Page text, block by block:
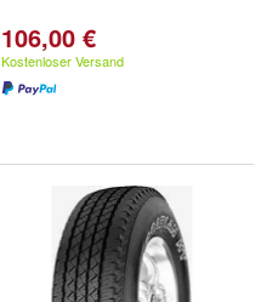
106,00 €
Kostenloser Versand